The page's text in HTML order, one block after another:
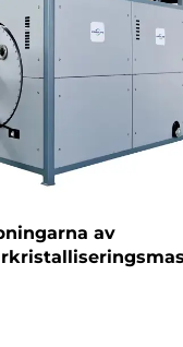
av